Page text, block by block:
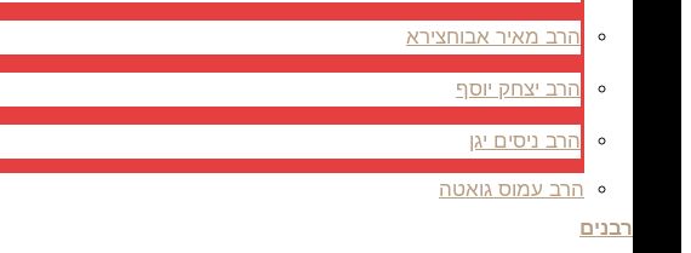
הרב מאיר אבוחצירא
הרב יצחק יוסף
הרב ניסים יגן
הרב עמוס גואטה
רבנים